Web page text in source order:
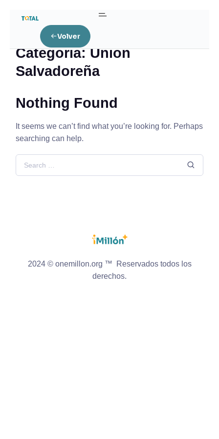
Volver
Home Unión Salvadoreña
Categoría:Unión
Salvadoreña
Nothing Found
It seems we can’t find what you’re looking for. Perhaps
searching can help.
2024 © onemillon.org ™ Reservados todos los
derechos.